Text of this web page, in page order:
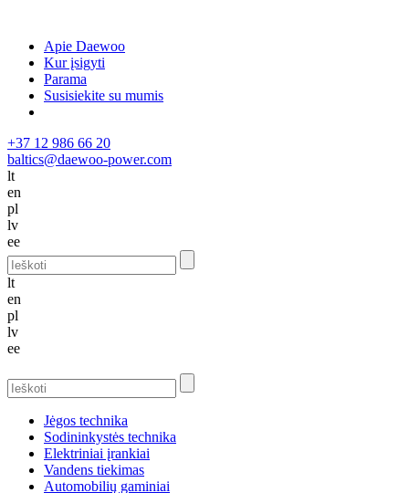
Apie Daewoo
Kur įsigyti
Parama
Susisiekite su mumis
+37 12 986 66 20
baltics@daewoo-power.com
lt
en
pl
lv
ee
lt
en
pl
lv
ee
Jėgos technika
Sodininkystės technika
Elektriniai įrankiai
Vandens tiekimas
Automobilių gaminiai